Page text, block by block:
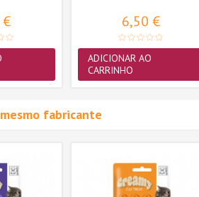
6,50 €
ADICIONAR AO
CARRINHO
fabricante